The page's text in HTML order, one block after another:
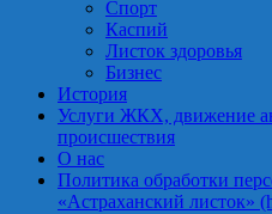
Спорт
Каспий
Листок здоровья
Бизнес
История
Услуги ЖКХ, движение
происшествия
О нас
Политика обработки
«Астраханский листок»